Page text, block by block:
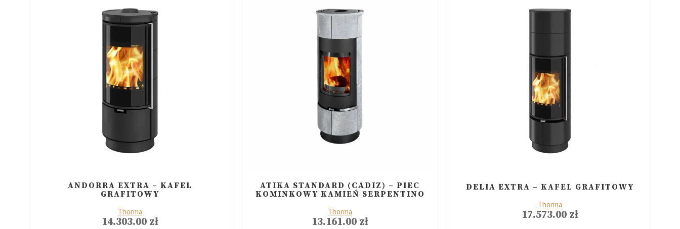
ANDORRA EXTRA – KAFEL
GRAFITOWY
Thorma
14.303.00 zł
ATIKA STANDARD (CADIZ) – PIEC
KOMINKOWY KAMIEŃ SERPENTINO
Thorma
13.161.00 zł
DELIA EXTRA – KAFEL GRAFITOWY
Thorma
17.573.00 zł